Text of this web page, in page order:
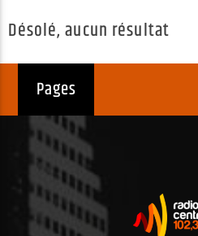
Désolé, aucun résultat
Pages